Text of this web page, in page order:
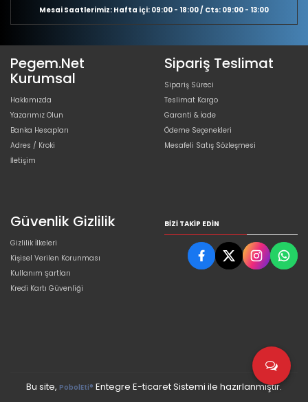
Mesai Saatlerimiz: Hafta içi: 09:00 - 18:00 / Cts: 09:00 - 13:00
Pegem.Net
Kurumsal
Hakkımızda
Yazarımız Olun
Banka Hesapları
Adres / Kroki
İletişim
Sipariş Teslimat
Sipariş Süreci
Teslimat Kargo
Garanti & İade
Ödeme Seçenekleri
Mesafeli Satış Sözleşmesi
Güvenlik Gizlilik
Gizlilik İlkeleri
Kişisel Verilen Korunması
Kullanım Şartları
Kredi Kartı Güvenliği
BIZI TAKIP EDIN
Bu site, PobolEti® Entegre E-ticaret Sistemi ile hazırlanmıştır.